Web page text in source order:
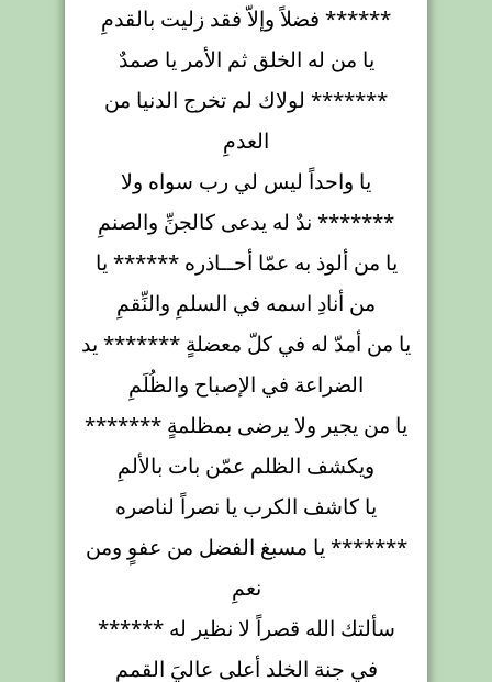
****** فضلاً وإلاّ فقد زليت بالقدمِ
يا من له الخلق ثم الأمر يا صمدٌ
******* لولاك لم تخرج الدنيا من
العدمِ
يا واحداً ليس لي رب سواه ولا
******* ندٌ له يدعى كالجنِّ والصنمِ
يا من ألوذ به عمّا أحــاذره ****** يا
من أنادِ اسمه في السلمِ والنِّقمِ
يا من أمدّ له في كلّ معضلةٍ ******* يد
الضراعة في الإصباح والظُلَمِ
يا من يجير ولا يرضى بمظلمةٍ *******
ويكشف الظلم عمّن بات بالألمِ
يا كاشف الكرب يا نصراً لناصره
******* يا مسبغ الفضل من عفوٍ ومن
نعمِ
سألتك الله قصراً لا نظير له ******
في جنة الخلد أعلى عاليَ القممِ